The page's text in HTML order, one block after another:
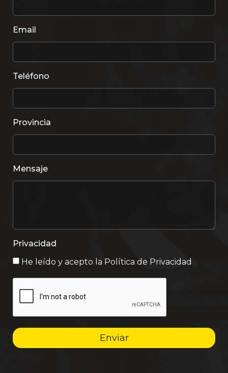
Email
Teléfono
Provincia
Mensaje
Privacidad
He leído y acepto la Política de Privacidad
Enviar